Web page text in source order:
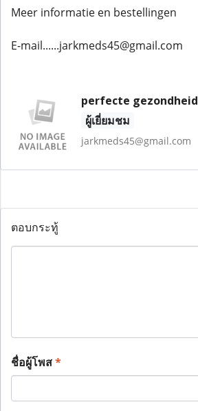
Meer informatie en bestellingen
E-mail......jarkmeds45@gmail.com
perfecte gezondheid
ผู้เยี่ยมชม
jarkmeds45@gmail.com
ตอบกระทู้
ชื่อผู้โพส*